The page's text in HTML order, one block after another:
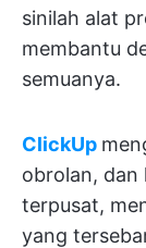
sinilah alat
membantu
semuanya.
ClickUp
obrolan, dan
terpusat,
yang